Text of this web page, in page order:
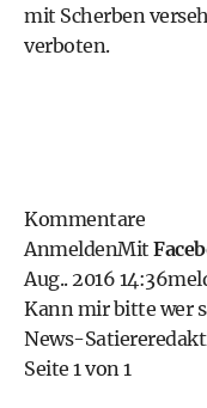
mit Scherben
verboten.
Kommentare
AnmeldenMit
Aug.. 2016 14:36
Kann mir bitte wer
News-
Seite 1 von 1